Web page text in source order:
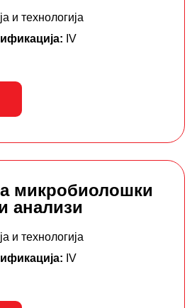
и технологија
IV
микробиолошки
анализи
и технологија
IV